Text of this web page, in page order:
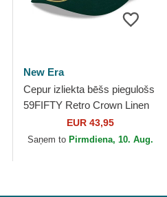
New Era
Cepur izliekta bēšs piegulošs
59FIFTY Retro Crown Linen
no Oakland Athletics MLB no
New Era
EUR 43,95
Saņem to Pirmdiena, 10. Aug.